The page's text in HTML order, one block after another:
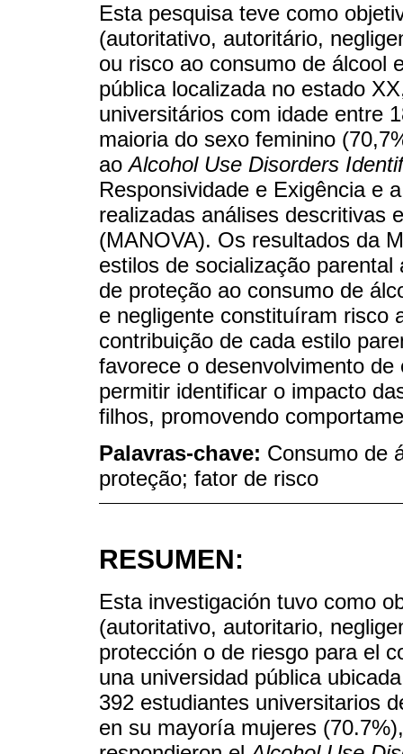
Esta pesquisa teve como
(autoritativo, autoritário,
ou risco ao consumo de álcool
pública localizada no estado
universitários com idade entre
maioria do sexo feminino
aoAlcohol Use Disorders
Responsividade e Exigência e
realizadas análises descritivas
(MANOVA). Os resultados da
estilos de socialização
de proteção ao consumo de
e negligente constituíram risco
contribuição de cada estilo
favorece o desenvolvimento
permitir identificar o impacto
filhos, promovendo
Palavras-chave: Consumo de
proteção; fator de risco
RESUMEN:
Esta investigación tuvo como
(autoritativo, autoritario,
protección o de riesgo para el
una universidad pública
392 estudiantes universitarios
en su mayoría mujeres